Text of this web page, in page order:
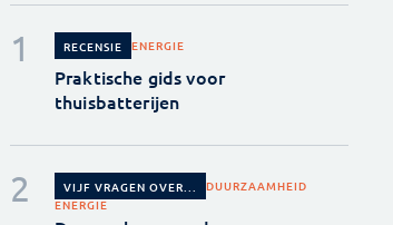
RECENSIE ENERGIE
Praktische gids voor
thuisbatterijen
VIJF VRAGEN OVER...
DUURZAAMHEID
ENERGIE